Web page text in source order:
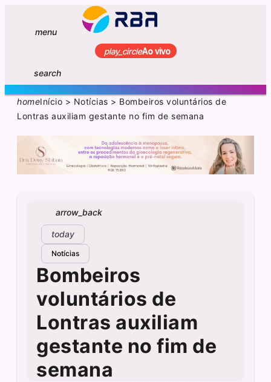
menu
play_circleAo vivo
search
homeInício > Notícias > Bombeiros voluntários de
Lontras auxiliam gestante no fim de semana
arrow_back
today
Notícias
Bombeiros
voluntários de
Lontras auxiliam
gestante no fim de
semana